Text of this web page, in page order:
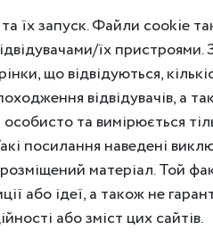
їх запуск. Файли cookie
їх пристроями.
що відвідуються,
відвідувачів, а
та вимірюється
посилання наведені
матеріал. Той
або ідеї, а також не
або зміст цих сайтів.